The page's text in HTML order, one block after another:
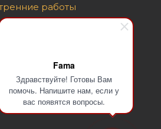
Fama
Здравствуйте! Готовы Вам
помочь. Напишите нам, если у
вас появятся вопросы.
работы
поверхностей
для ухода за домом
инструмент
дружить